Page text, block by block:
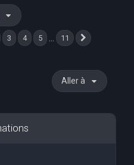
11
3 4 5 11
Aller à